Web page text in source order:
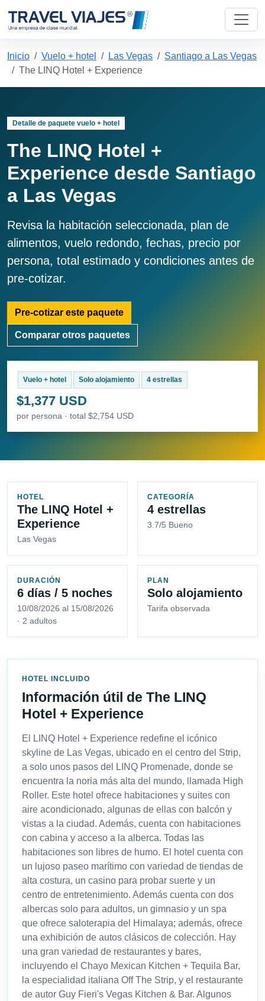
Inicio Vuelo + hotel Las Vegas
Santiago a Las Vegas
The LINQ Hotel + Experience
Detalle de paquete vuelo + hotel
The LINQ Hotel +
Experience desde Santiago
a Las Vegas
Revisa la habitación seleccionada, plan de
alimentos, vuelo redondo, fechas, precio por
persona, total estimado y condiciones antes de
pre-cotizar.
Pre-cotizar este paquete
Comparar otros paquetes
Vuelo + hotel Solo alojamiento 4 estrellas
$1,377 USD
por persona · total $2,754 USD
HOTEL
The LINQ Hotel +
Experience
Las Vegas
CATEGORÍA
4 estrellas
3.7/5 Bueno
DURACIÓN
6 días / 5 noches
10/08/2026 al 15/08/2026
· 2 adultos
PLAN
Solo alojamiento
Tarifa observada
HOTEL INCLUIDO
Información útil de The LINQ
Hotel + Experience
El LINQ Hotel + Experience redefine el icónico
skyline de Las Vegas, ubicado en el centro del Strip,
a solo unos pasos del LINQ Promenade, donde se
encuentra la noria más alta del mundo, llamada High
Roller. Este hotel ofrece habitaciones y suites con
aire acondicionado, algunas de ellas con balcón y
vistas a la ciudad. Además, cuenta con habitaciones
con cabina y acceso a la alberca. Todas las
habitaciones son libres de humo. El hotel cuenta con
un lujoso paseo marítimo con variedad de tiendas de
alta costura, un casino para probar suerte y un
centro de entretenimiento. Además cuenta con dos
albercas solo para adultos, un gimnasio y un spa
que ofrece saloterapia del Himalaya; además, ofrece
una exhibición de autos clásicos de colección. Hay
una gran variedad de restaurantes y bares,
incluyendo el Chayo Mexican Kitchen + Tequila Bar,
la especialidad italiana Off The Strip, y el restaurante
de autor Guy Fieri's Vegas Kitchen & Bar. Algunos